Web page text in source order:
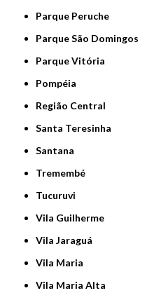
Parque Peruche
Parque São Domingos
Parque Vitória
Pompéia
Região Central
Santa Teresinha
Santana
Tremembé
Tucuruvi
Vila Guilherme
Vila Jaraguá
Vila Maria
Vila Maria Alta